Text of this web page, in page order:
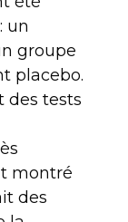
un
groupe
placebo.
des tests
montré
des